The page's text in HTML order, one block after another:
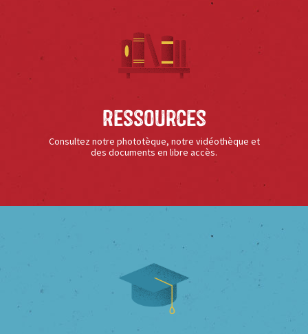
Ressources
Consultez notre phototèque, notre vidéothèque et
des documents en libre accès.